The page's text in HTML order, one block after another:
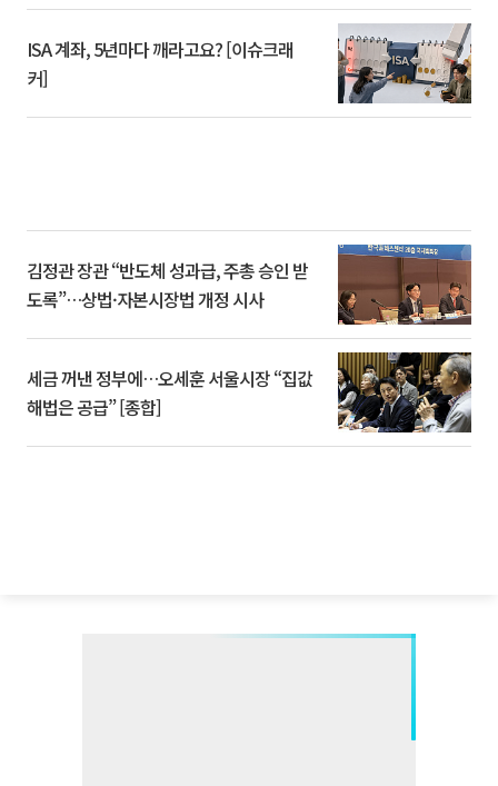
ISA 계좌, 5년마다 깨라고요? [이슈크래
커]
김정관 장관 “반도체 성과급, 주총 승인 받
도록”…상법·자본시장법 개정 시사
세금 꺼낸 정부에…오세훈 서울시장 “집값
해법은 공급” [종합]